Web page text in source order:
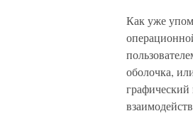
Как уже
оболочка,